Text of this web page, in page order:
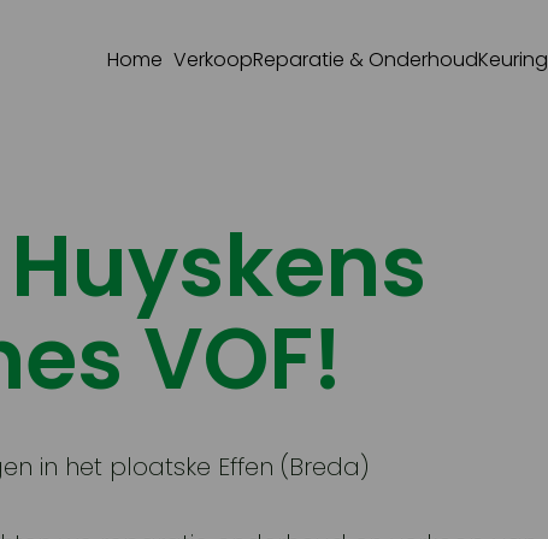
Home VerkoopReparatie & Onderhoud
VOF!
in het ploatske Effen (Breda)